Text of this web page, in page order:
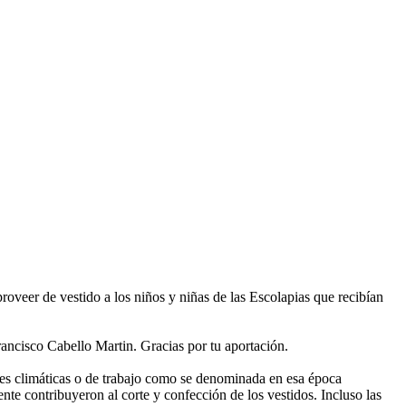
de vestido a los niños y niñas de las Escolapias que recibían
Cabello Martin. Gracias por tu aportación.
o de trabajo como se denominada en esa época
contribuyeron al corte y confección de los vestidos. Incluso las